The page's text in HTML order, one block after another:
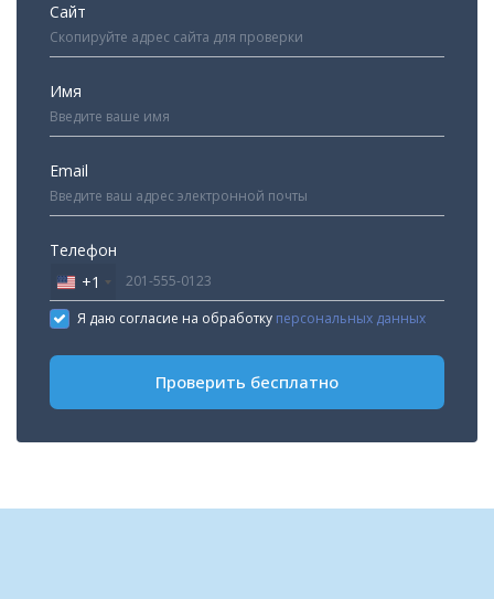
Сайт
Имя
Email
Телефон
United
States
+1
+1
Я даю согласие на обработку персональных данных
Проверить бесплатно